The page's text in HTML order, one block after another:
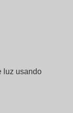
luz usando